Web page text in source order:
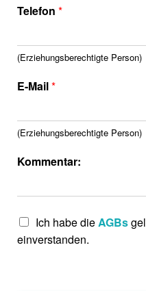
Telefon *
(Erziehungsberechtigte Person)
E-Mail*
(Erziehungsberechtigte Person)
Kommentar:
Ich habe dieAGBs
einverstanden.